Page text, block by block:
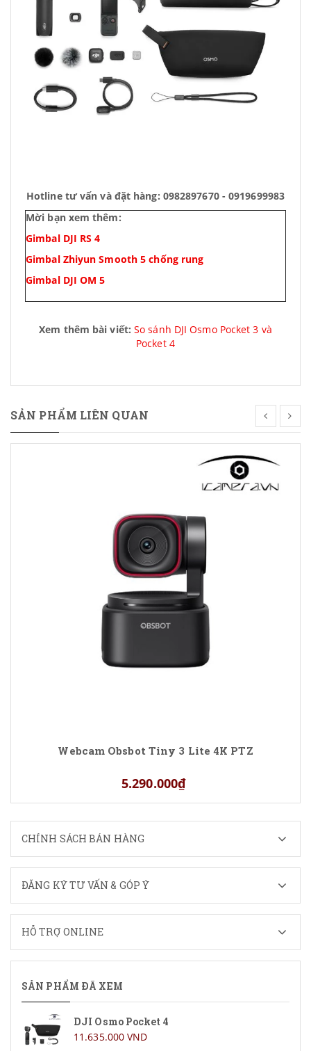
Hotline tư vấn và đặt hàng: 0982897670 - 0919699983
Mời bạn xem thêm:
Gimbal DJI RS 4
Gimbal Zhiyun Smooth 5 chống rung
Gimbal DJI OM 5
Xem thêm bài viết:So sánh DJI Osmo Pocket 3 và
Pocket 4
SẢN PHẨM LIÊN QUAN
Webcam Obsbot Tiny 3 Lite 4K PTZ
5.290.000₫
CHÍNH SÁCH BÁN HÀNG
ĐĂNG KÝ TƯ VẤN & GÓP Ý
HỖ TRỢ ONLINE
SẢN PHẨM ĐÃ XEM
DJI Osmo Pocket 4
11.635.000 VND